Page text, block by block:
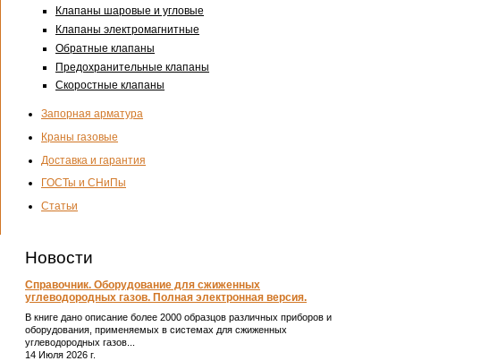
Клапаны шаровые и угловые
Клапаны электромагнитные
Обратные клапаны
Предохранительные клапаны
Скоростные клапаны
Запорная арматура
Краны газовые
Доставка и гарантия
ГОСТы и СНиПы
Статьи
Новости
Справочник. Оборудование для сжиженных
углеводородных газов. Полная электронная версия.
В книге дано описание более 2000 образцов различных приборов и
оборудования, применяемых в системах для сжиженных
углеводородных газов...
14 Июля 2026 г.